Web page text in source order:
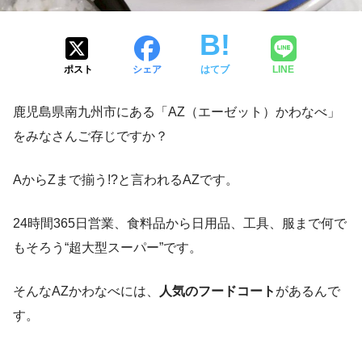
ポスト シェア はてブ LINE
鹿児島県南九州市にある「AZ（エーゼット）かわなべ」
をみなさんご存じですか？
AからZまで揃う!?と言われるAZです。
24時間365日営業、食料品から日用品、工具、服まで何で
もそろう“超大型スーパー”です。
そんなAZかわなべには、 人気のフードコート があるんで
す。